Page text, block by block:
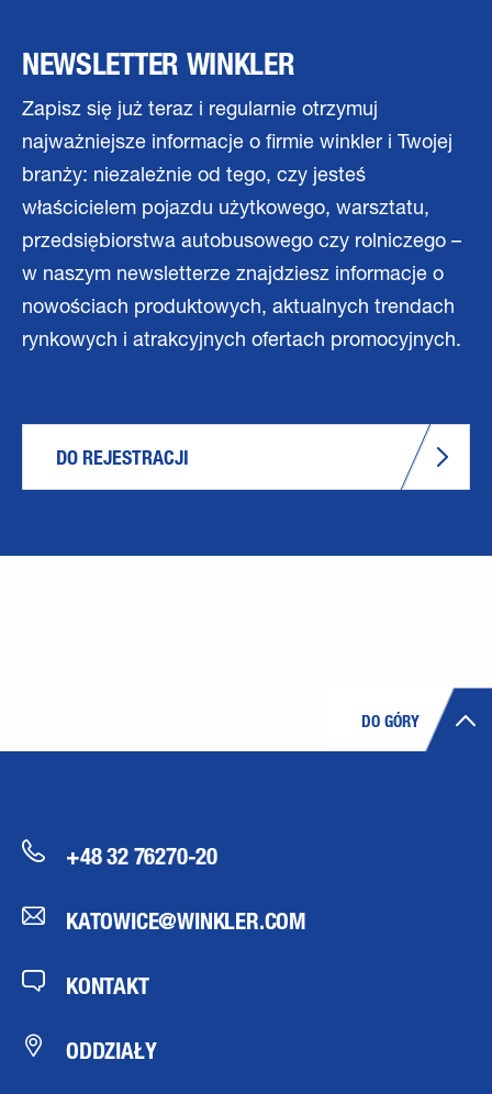
NEWSLETTER WINKLER
Zapisz się już teraz i regularnie otrzymuj
najważniejsze informacje o firmie winkler i Twojej
branży: niezależnie od tego, czy jesteś
właścicielem pojazdu użytkowego, warsztatu,
przedsiębiorstwa autobusowego czy rolniczego –
w naszym newsletterze znajdziesz informacje o
nowościach produktowych, aktualnych trendach
rynkowych i atrakcyjnych ofertach promocyjnych.
DO REJESTRACJI
DO GÓRY
+48 32 76270-20
KATOWICE@WINKLER.COM
KONTAKT
ODDZIAŁY